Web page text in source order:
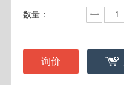
数量：
询价